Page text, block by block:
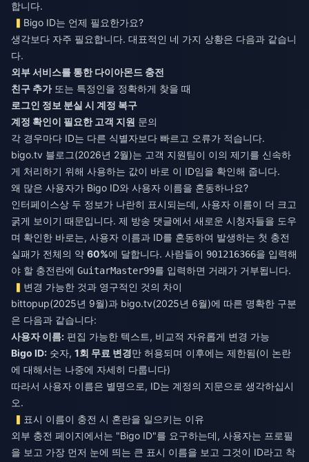
합니다.
Bigo ID는 언제 필요한가요?
생각보다 자주 필요합니다. 대표적인 네 가지 상황은 다음과 같습니
다.
외부 서비스를 통한 다이아몬드 충전
친구 추가또는 특정인을 정확하게 찾을 때
로그인 정보 분실 시 계정 복구
계정 확인이 필요한 고객 지원 문의
각 경우마다 ID는 다른 식별자보다 빠르고 오류가 적습니다.
bigo.tv 블로그(2026년 2월)는 고객 지원팀이 이의 제기를 신속하
게 처리하기 위해 사용하는 값이 바로 이 ID임을 확인해 줍니다.
왜 많은 사용자가 Bigo ID와 사용자 이름을 혼동하나요?
인터페이스상 두 정보가 나란히 표시되는데, 사용자 이름이 더 크고
굵게 보이기 때문입니다. 제 방송 댓글에서 새로운 시청자들을 도우
며 확인한 바로는, 사용자 이름과 ID를 혼동하여 발생하는 첫 충전
실패가 전체의 약 60%에 달합니다. 사람들이 901216366을 입력해
야 할 충전란에 GuitarMaster99를 입력하면 거래가 거부됩니다.
변경 가능한 것과 영구적인 것의 차이
bittopup(2025년 9월)과 bigo.tv(2025년 6월)에 따른 명확한 구분
은 다음과 같습니다:
사용자 이름: 편집 가능한 텍스트, 비교적 자유롭게 변경 가능
Bigo ID: 숫자, 1회 무료 변경만 허용되며 이후에는 제한됨(이 논란
에 대해서는 나중에 자세히 다룹니다)
따라서 사용자 이름은 별명으로, ID는 계정의 지문으로 생각하십시
오.
표시 이름이 충전 시 혼란을 일으키는 이유
외부 충전 페이지에서는 "Bigo ID"를 요구하는데, 사용자는 프로필
을 보고 가장 먼저 눈에 띄는 큰 표시 이름을 보고 그것이 ID라고 착